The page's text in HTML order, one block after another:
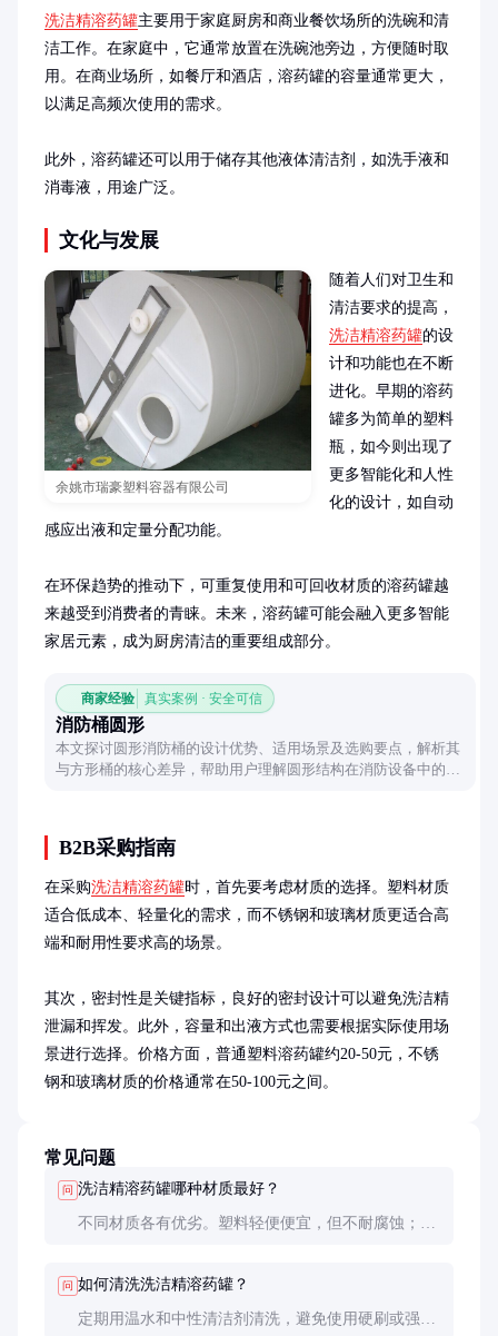
洗洁精溶药罐主要用于家庭厨房和商业餐饮场所的洗碗和清
洁工作。在家庭中，它通常放置在洗碗池旁边，方便随时取
用。在商业场所，如餐厅和酒店，溶药罐的容量通常更大，
以满足高频次使用的需求。
此外，溶药罐还可以用于储存其他液体清洁剂，如洗手液和
消毒液，用途广泛。
文化与发展
余姚市瑞豪塑料容器有限公司
随着人们对卫生和
清洁要求的提高，
洗洁精溶药罐的设
计和功能也在不断
进化。早期的溶药
罐多为简单的塑料
瓶，如今则出现了
更多智能化和人性
化的设计，如自动
感应出液和定量分配功能。
在环保趋势的推动下，可重复使用和可回收材质的溶药罐越
来越受到消费者的青睐。未来，溶药罐可能会融入更多智能
家居元素，成为厨房清洁的重要组成部分。
商家经验 真实案例 · 安全可信
消防桶圆形
本文探讨圆形消防桶的设计优势、适用场景及选购要点，解析其
与方形桶的核心差异，帮助用户理解圆形结构在消防设备中的独
B2B采购指南
在采购洗洁精溶药罐时，首先要考虑材质的选择。塑料材质
适合低成本、轻量化的需求，而不锈钢和玻璃材质更适合高
端和耐用性要求高的场景。
其次，密封性是关键指标，良好的密封设计可以避免洗洁精
泄漏和挥发。此外，容量和出液方式也需要根据实际使用场
景进行选择。价格方面，普通塑料溶药罐约20-50元，不锈
钢和玻璃材质的价格通常在50-100元之间。
常见问题
问 洗洁精溶药罐哪种材质最好？
不同材质各有优劣。塑料轻便便宜，但不耐腐蚀；不
问 如何清洗洗洁精溶药罐？
定期用温水和中性清洁剂清洗，避免使用硬刷或强酸